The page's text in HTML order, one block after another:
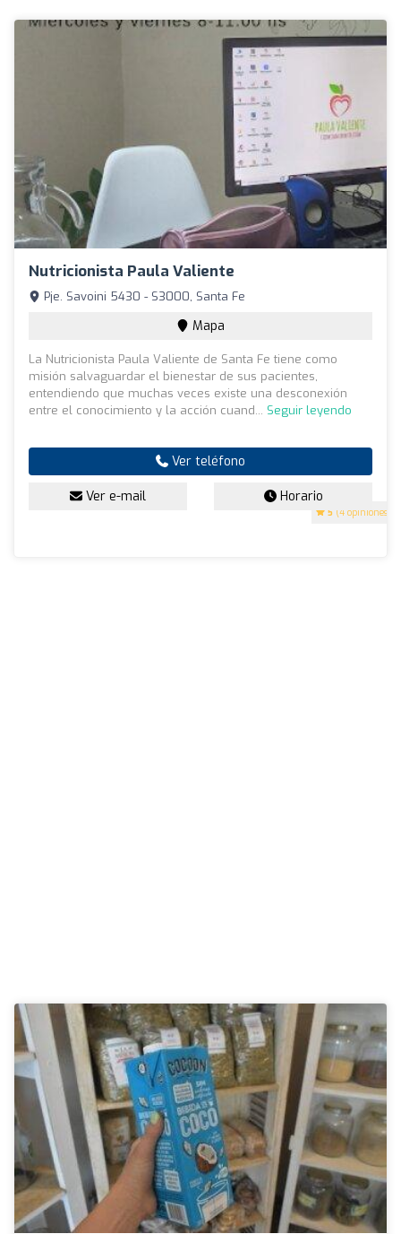
Nutricionista Paula Valiente
5 (4 opiniones)
Pje. Savoini 5430 - S3000, Santa Fe
Mapa
La Nutricionista Paula Valiente de Santa Fe tiene como
misión salvaguardar el bienestar de sus pacientes,
entendiendo que muchas veces existe una desconexión
entre el conocimiento y la acción cuand... Seguir leyendo
Ver teléfono
Ver e-mail Horario